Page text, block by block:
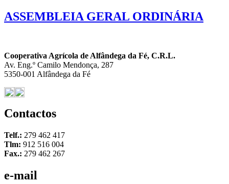
ASSEMBLEIA GERAL ORDINÁRIA
Cooperativa Agrícola de Alfândega da Fé, C.R.L.
Av. Eng.º Camilo Mendonça, 287
5350-001 Alfândega da Fé
Contactos
Telf.: 279 462 417
Tlm: 912 516 004
Fax.: 279 462 267
e-mail